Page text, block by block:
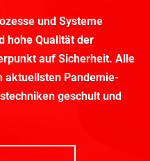
und Systeme
hohe Qualität der
auf Sicherheit. Alle
aktuellsten Pandemie-
geschult und